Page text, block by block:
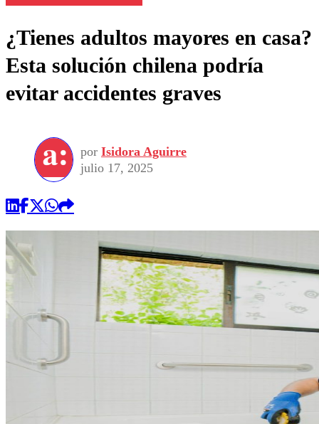
¿Tienes adultos mayores en casa?
Esta solución chilena podría
evitar accidentes graves
por Isidora Aguirre
julio 17, 2025